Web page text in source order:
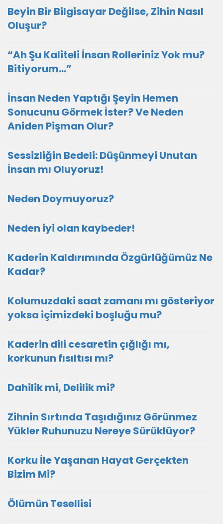
Beyin Bir Bilgisayar Değilse, Zihin Nasıl
Oluşur?
“Ah Şu Kaliteli İnsan Rolleriniz Yok mu?
Bitiyorum…”
İnsan Neden Yaptığı Şeyin Hemen
Sonucunu Görmek İster? Ve Neden
Aniden Pişman Olur?
Sessizliğin Bedeli: Düşünmeyi Unutan
İnsan mı Oluyoruz!
Neden Doymuyoruz?
Neden iyi olan kaybeder!
Kaderin Kaldırımında Özgürlüğümüz Ne
Kadar?
Kolumuzdaki saat zamanı mı gösteriyor
yoksa içimizdeki boşluğu mu?
Kaderin dili cesaretin çığlığı mı,
korkunun fısıltısı mı?
Dahilik mi, Delilik mi?
Zihnin Sırtında Taşıdığınız Görünmez
Yükler Ruhunuzu Nereye Sürüklüyor?
Korku İle Yaşanan Hayat Gerçekten
Bizim Mi?
Ölümün Tesellisi